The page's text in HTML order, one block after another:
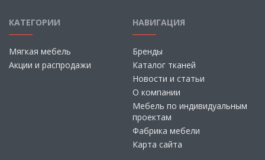
КАТЕГОРИИ
Мягкая мебель
Акции и распродажи
НАВИГАЦИЯ
Бренды
Каталог тканей
Новости и статьи
О компании
Мебель по индивидуальным
проектам
Фабрика мебели
Карта сайта